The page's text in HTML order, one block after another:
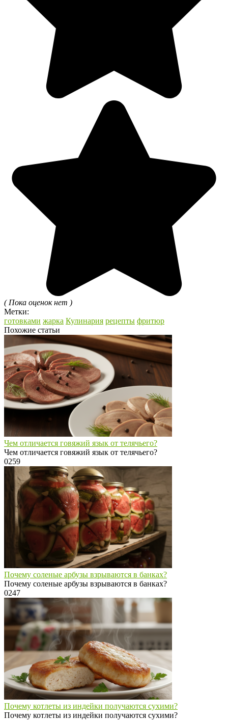
( Пока оценок нет )
Метки:
готовками жарка Кулинария рецепты фритюр
Похожие статьи
Чем отличается говяжий язык от телячьего?
Чем отличается говяжий язык от телячьего?
0259
Почему соленые арбузы взрываются в банках?
Почему соленые арбузы взрываются в банках?
0247
Почему котлеты из индейки получаются сухими?
Почему котлеты из индейки получаются сухими?